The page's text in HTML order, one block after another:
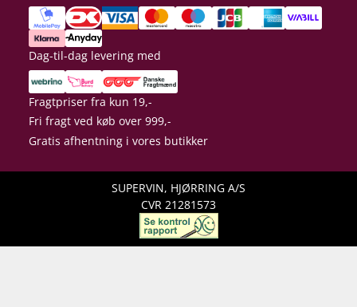
Dag-til-dag levering med
Fragtpriser fra kun 19,-
Fri fragt ved køb over 999,-
Gratis afhentning i vores butikker
SUPERVIN, HJØRRING A/S
CVR 21281573